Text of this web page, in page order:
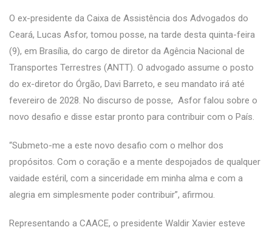
O ex-presidente da Caixa de Assistência dos Advogados do
Ceará, Lucas Asfor, tomou posse, na tarde desta quinta-feira
(9), em Brasília, do cargo de diretor da Agência Nacional de
Transportes Terrestres (ANTT). O advogado assume o posto
do ex-diretor do Órgão, Davi Barreto, e seu mandato irá até
fevereiro de 2028. No discurso de posse, Asfor falou sobre o
novo desafio e disse estar pronto para contribuir com o País.
“Submeto-me a este novo desafio com o melhor dos
propósitos. Com o coração e a mente despojados de qualquer
vaidade estéril, com a sinceridade em minha alma e com a
alegria em simplesmente poder contribuir”, afirmou.
Representando a CAACE, o presidente Waldir Xavier esteve